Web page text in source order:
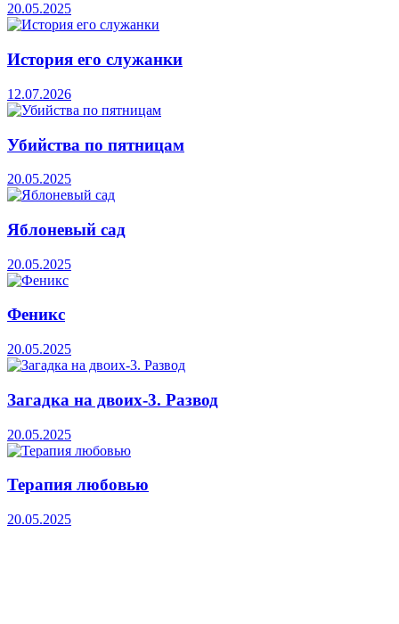
20.05.2025
История его служанки
12.07.2026
Убийства по пятницам
20.05.2025
Яблоневый сад
20.05.2025
Феникс
20.05.2025
Загадка на двоих-3. Развод
20.05.2025
Терапия любовью
20.05.2025